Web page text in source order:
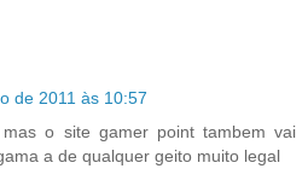
de 2011 às 10:57
o site gamer point tambem vai
a de qualquer geito muito legal